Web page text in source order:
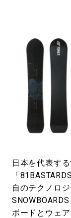
#NEW
#マイナーグ
#Commune H
#ととけん
#LIFESTYLE
#SPORTS
日本を代表す
「
自のテクノロ
ボードとウェ